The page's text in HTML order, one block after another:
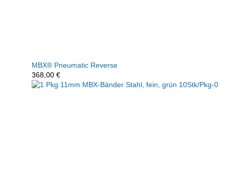
MBX® Pneumatic Reverse
368,00 €